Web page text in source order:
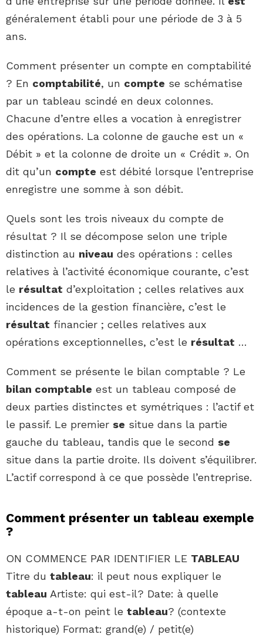
généralement établi pour une période de 3 à 5
ans.
Comment présenter un compte en comptabilité
? En comptabilité, un compte se schématise
par un tableau scindé en deux colonnes.
Chacune d’entre elles a vocation à enregistrer
des opérations. La colonne de gauche est un «
Débit » et la colonne de droite un « Crédit ». On
dit qu’un compte est débité lorsque l’entreprise
enregistre une somme à son débit.
Quels sont les trois niveaux du compte de
résultat ? Il se décompose selon une triple
distinction au niveau des opérations : celles
relatives à l’activité économique courante, c’est
le résultat d’exploitation ; celles relatives aux
incidences de la gestion financière, c’est le
résultat financier ; celles relatives aux
opérations exceptionnelles, c’est le résultat …
Comment se présente le bilan comptable ? Le
bilan comptable est un tableau composé de
deux parties distinctes et symétriques : l’actif et
le passif. Le premier se situe dans la partie
gauche du tableau, tandis que le second se
situe dans la partie droite. Ils doivent s’équilibrer.
L’actif correspond à ce que possède l’entreprise.
Comment présenter un tableau exemple
?
ON COMMENCE PAR IDENTIFIER LE TABLEAU
Titre du tableau: il peut nous expliquer le
tableau Artiste: qui est-il? Date: à quelle
époque a-t-on peint le tableau? (contexte
historique) Format: grand(e) / petit(e)